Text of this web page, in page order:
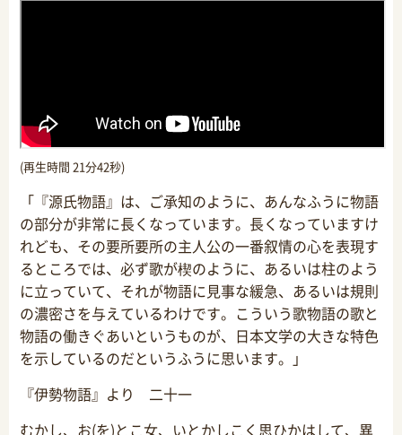
(再生時間 21分42秒)
「『源氏物語』は、ご承知のように、あんなふうに物語
の部分が非常に長くなっています。長くなっていますけ
れども、その要所要所の主人公の一番叙情の心を表現す
るところでは、必ず歌が楔のように、あるいは柱のよう
に立っていて、それが物語に見事な緩急、あるいは規則
の濃密さを与えているわけです。こういう歌物語の歌と
物語の働きぐあいというものが、日本文学の大きな特色
を示しているのだというふうに思います。」
『伊勢物語』より 二十一
むかし、お(を)とこ女、いとかしこく思ひかはして、異